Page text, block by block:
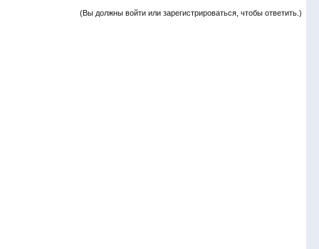
(Вы должны войти или зарегистрироваться, чтобы ответить.)